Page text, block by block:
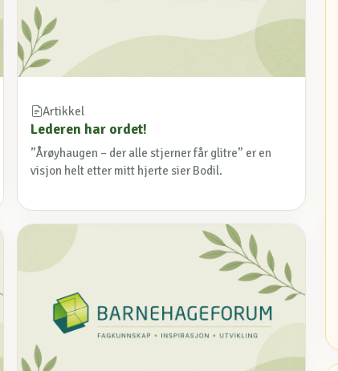
Artikkel
Lederen har ordet!
”Årøyhaugen – der alle stjerner får glitre” er en
visjon helt etter mitt hjerte sier Bodil.